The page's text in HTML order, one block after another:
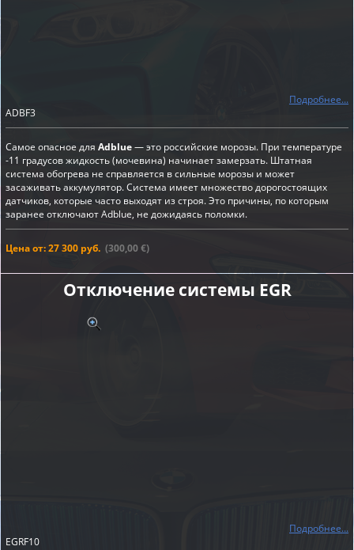
Подробнее...
ADBF3
Самое опасное для Adblue— это российские морозы. При температуре
-11 градусов жидкость (мочевина) начинает замерзать. Штатная
система обогрева не справляется в сильные морозы и может
засаживать аккумулятор. Система имеет множество дорогостоящих
датчиков, которые часто выходят из строя. Это причины, по которым
заранее отключают Adblue, не дожидаясь поломки.
Цена от: 27 300 руб. (300,00 €)
Отключение системы EGR
Подробнее...
EGRF10